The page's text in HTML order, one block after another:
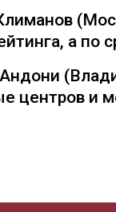
а
центров и